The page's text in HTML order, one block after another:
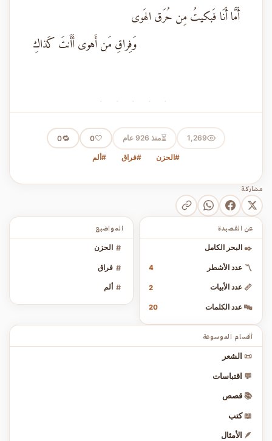
أَمَّا أَنَا فَبكيتُ مِن حُرَق الهَوى
وَفِراقِ مَن أَهوى أَأَنتَ كَذاكِ
· · · · ·
1,269
⏳منذ 926 عام 🤍
0
🔁
0
#الحزن #فراق #ألم
مشاركة
المواضيع
# الحزن
# فراق
# ألم
عن القصيدة
✒️ البحر الكامل
〽️ عدد الأشطر 4
📏 عدد الأبيات 2
🔤 عدد الكلمات 20
أقسام الموسوعة
📜 الشعر
💬 اقتباسات
📚 قصص
📖 كتب
🪶 الأمثال